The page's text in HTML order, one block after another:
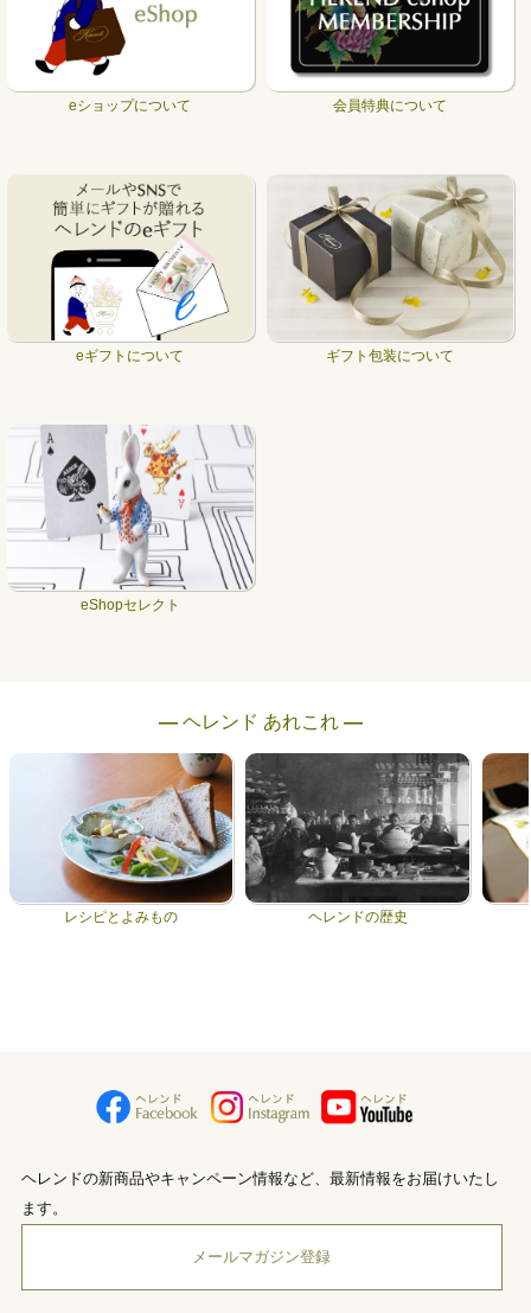
eショップについて 会員特典について
eギフトについて ギフト包装について
eShopセレクト
― ヘレンド あれこれ ―
レシピとよみもの ヘレンドの歴史
ヘレンドの新商品やキャンペーン情報など、最新情報をお届けいたし
ます。
メールマガジン登録